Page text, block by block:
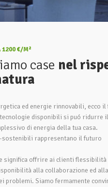
1200 €/M²
case nel
ed energie rinnovabili, ecco
tecnologie disponibili si puó ridurre il
di energia della tua casa.
sostenibili rappresentano il futuro
significa offrire ai clienti flessibilità
alla collaborazione ed alla
problemi. Siamo fermamente